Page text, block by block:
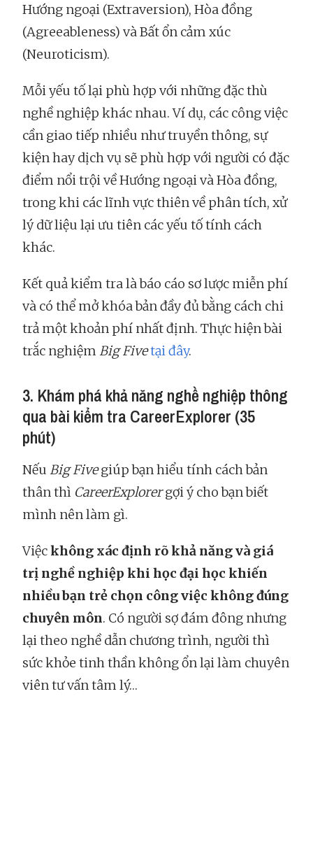
Hướng ngoại (Extraversion), Hòa đồng
(Agreeableness) và Bất ổn cảm xúc
(Neuroticism).
Mỗi yếu tố lại phù hợp với những đặc thù
nghề nghiệp khác nhau. Ví dụ, các công việc
cần giao tiếp nhiều như truyền thông, sự
kiện hay dịch vụ sẽ phù hợp với người có đặc
điểm nổi trội về Hướng ngoại và Hòa đồng,
trong khi các lĩnh vực thiên về phân tích, xử
lý dữ liệu lại ưu tiên các yếu tố tính cách
khác.
Kết quả kiểm tra là báo cáo sơ lược miễn phí
và có thể mở khóa bản đầy đủ bằng cách chi
trả một khoản phí nhất định. Thực hiện bài
trắc nghiệm Big Fivetại đây.
3. Khám phá khả năng nghề nghiệp thông
qua bài kiểm tra CareerExplorer (35
phút)
Nếu Big Fivegiúp bạn hiểu tính cách bản
thân thì CareerExplorergợi ý cho bạn biết
mình nên làm gì.
Việckhông xác định rõ khả năng và giá
trị nghề nghiệp khi học đại học khiến
nhiều bạn trẻ chọn công việc không đúng
chuyên môn. Có người sợ đám đông nhưng
lại theo nghề dẫn chương trình, người thì
sức khỏe tinh thần không ổn lại làm chuyên
viên tư vấn tâm lý…